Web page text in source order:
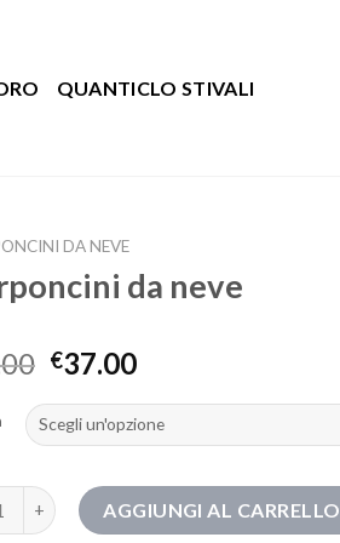
QUANTICLO STIVALI
DA NEVE
da neve
€37.00
da neve quantità
AGGIUNGI AL CARRELLO